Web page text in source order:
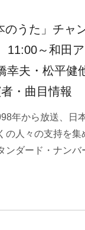
のうた」チャ
～和田
幸夫・松平
・曲目情報
年から放送、日
の人々の支持を集
ンダード・ナン